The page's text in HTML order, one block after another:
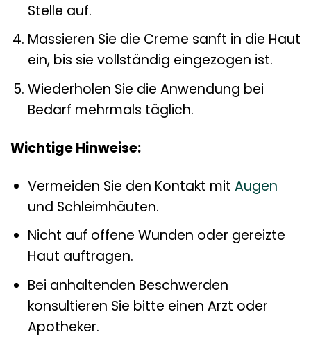
Stelle auf.
Massieren Sie die Creme sanft in die Haut
ein, bis sie vollständig eingezogen ist.
Wiederholen Sie die Anwendung bei
Bedarf mehrmals täglich.
Wichtige Hinweise:
Vermeiden Sie den Kontakt mit Augen
und Schleimhäuten.
Nicht auf offene Wunden oder gereizte
Haut auftragen.
Bei anhaltenden Beschwerden
konsultieren Sie bitte einen Arzt oder
Apotheker.